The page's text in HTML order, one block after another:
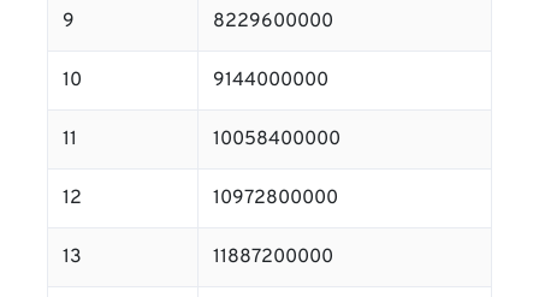
9 8229600000
10 9144000000
11 10058400000
12 10972800000
13 11887200000